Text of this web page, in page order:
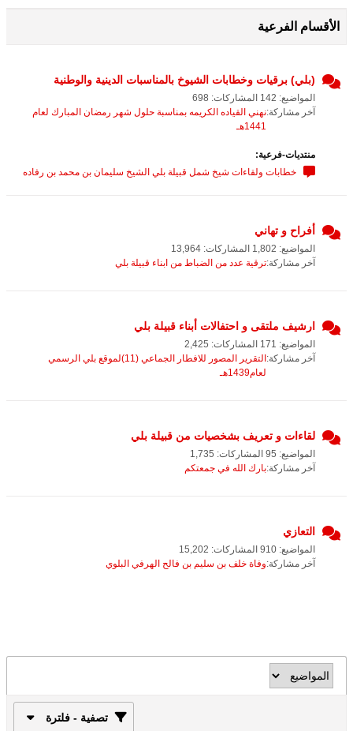
الأقسام الفرعية
(بلي) برقيات وخطابات الشيوخ بالمناسبات الدينية والوطنية
المواضيع: 142 المشاركات: 698
آخر مشاركة:نهني القياده الكريمه بمناسبة حلول شهر رمضان المبارك لعام
1441هـ
منتديات-فرعية:
خطابات ولقاءات شيخ شمل قبيلة بلي الشيخ سليمان بن محمد بن رفاده
أفراح و تهاني
المواضيع: 1,802 المشاركات: 13,964
آخر مشاركة:ترقية عدد من الضباط من ابناء قبيلة بلي
ارشيف ملتقى و احتفالات أبناء قبيلة بلي
المواضيع: 171 المشاركات: 2,425
آخر مشاركة:
التقرير المصور للافطار الجماعي (11)لموقع بلي الرسمي
لعام1439هـ
لقاءات و تعريف بشخصيات من قبيلة بلي
المواضيع: 95 المشاركات: 1,735
آخر مشاركة:بارك الله في جمعتكم
التعازي
المواضيع: 910 المشاركات: 15,202
آخر مشاركة:وفاة خلف بن سليم بن فالح الهرفي البلوي
تصفية - فلترة